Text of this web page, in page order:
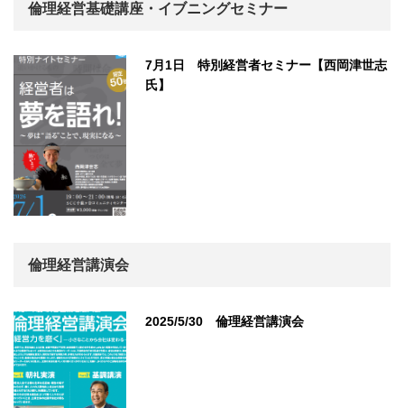
倫理経営基礎講座・イブニングセミナー
7月1日 特別経営者セミナー【西岡津世志
氏】
倫理経営講演会
2025/5/30 倫理経営講演会